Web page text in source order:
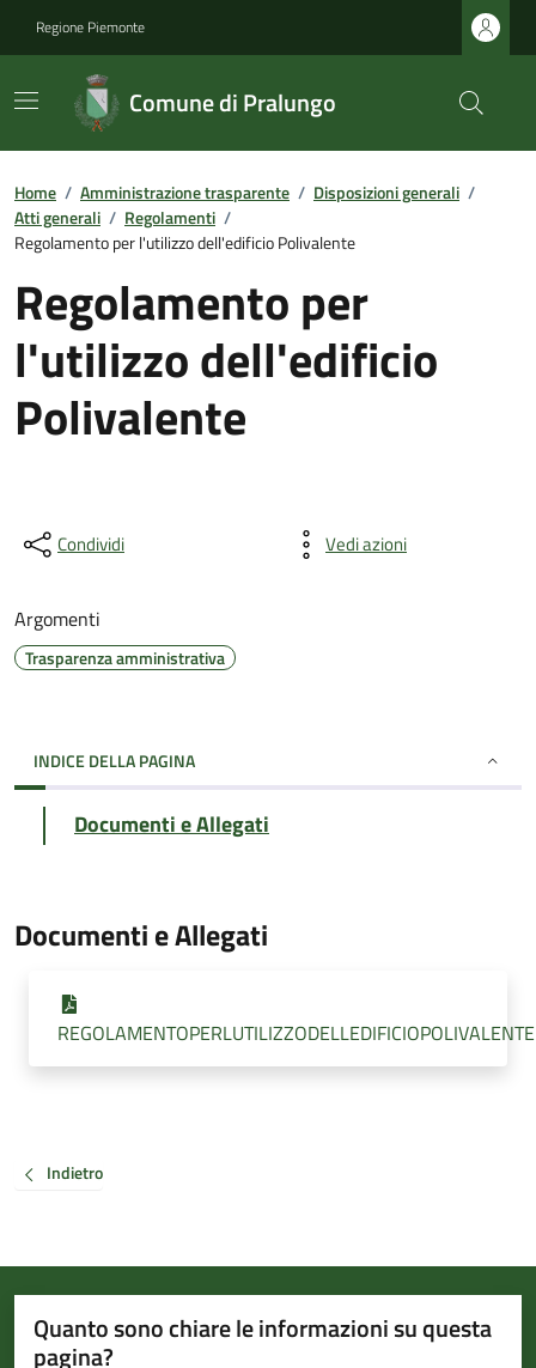
Regione Piemonte
Comune di Pralungo
Home / Amministrazione trasparente / Disposizioni generali /
Atti generali / Regolamenti /
Regolamento per l'utilizzo dell'edificio Polivalente
Regolamento per
l'utilizzo dell'edificio
Polivalente
Condividi Vedi azioni
Argomenti
Trasparenza amministrativa
INDICE DELLA PAGINA
Documenti e Allegati
Documenti e Allegati
Indietro
Quanto sono chiare le informazioni su questa
pagina?